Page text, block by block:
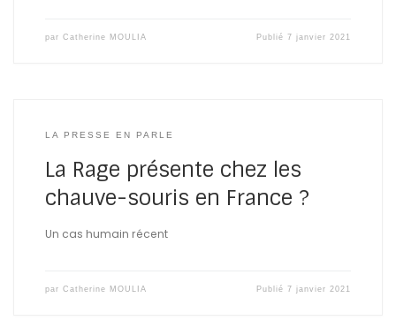
par Catherine MOULIA Publié7 janvier 2021
LA PRESSE EN PARLE
La Rage présente chez les
chauve-souris en France ?
Un cas humain récent
par Catherine MOULIA Publié7 janvier 2021